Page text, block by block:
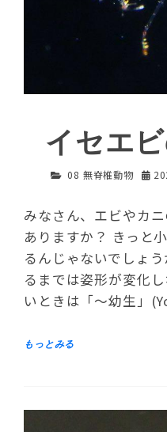
イセエ
08 無脊椎動物
みなさん、エビやカ
ありますか？ きっと
るんじゃないでしょ
るまでは姿形が変化
いときは「～幼生」